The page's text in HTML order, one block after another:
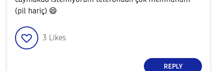
(pil hariç) 😄
3 Likes
REPLY